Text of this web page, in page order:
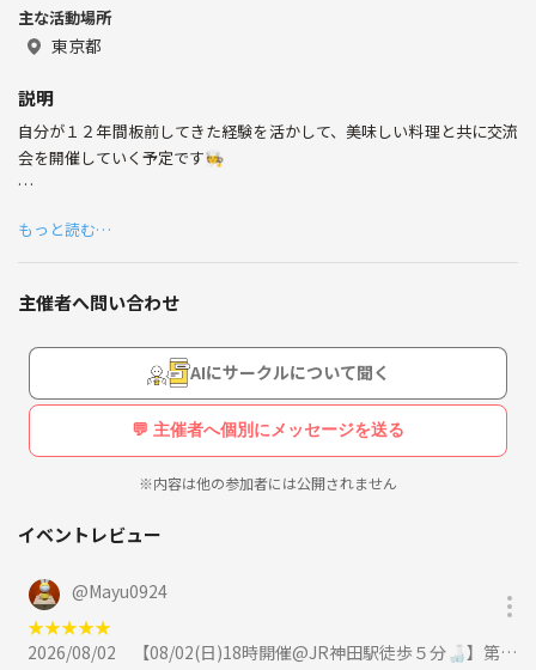
また、料理好きな方と料理について語り合うのが好きなの
です。
主な活動場所
東京都
説明
自分が１２年間板前してきた経験を活かして、美味しい料理と共に交流
会を開催していく予定です🧑‍🍳
とりあえず交流したい〜！っていう軽い気持ちで参加してもらえると嬉
しいです
基本的な開催場所は内神田のレンタルキッチンを使用します！
美味しいご飯が好きな方、特に和食が好きな方はぜひご参加ください
🌟
もっと読む…
主催者へ問い合わせ
AIにサークルについて聞く
💬 主催者へ個別にメッセージを送る
※内容は他の参加者には公開されません
イベントレビュー
@Mayu0924
★★★★★
2026/08/02
【08/02(日)18時開催@JR神田駅徒歩５分🍶】第４回日本酒飲み比べ×本格和食コース！✨に参加